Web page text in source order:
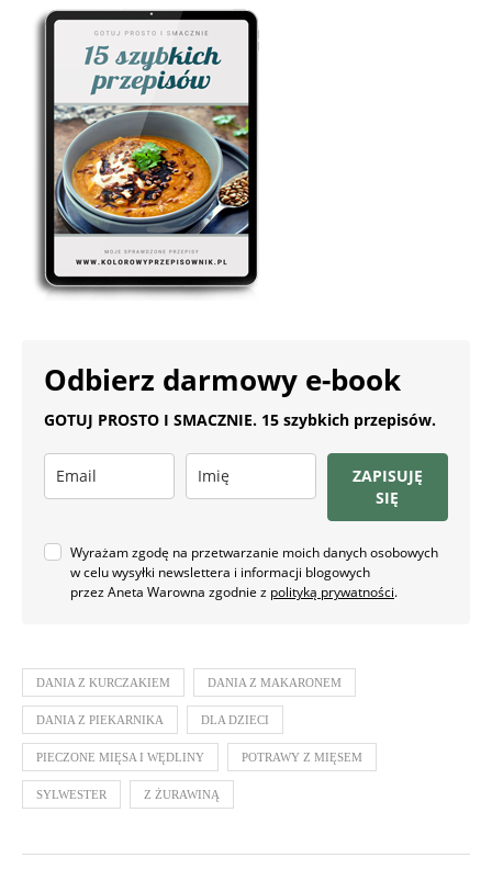
Odbierz darmowy e-book
GOTUJ PROSTO I SMACZNIE. 15 szybkich przepisów.
ZAPISUJĘ
SIĘ
Wyrażam zgodę na przetwarzanie moich danych osobowych
w celu wysyłki newslettera i informacji blogowych
przez Aneta Warowna zgodnie z polityką prywatności.
DANIA Z KURCZAKIEM DANIA Z MAKARONEM
DANIA Z PIEKARNIKA DLA DZIECI
PIECZONE MIĘSA I WĘDLINY POTRAWY Z MIĘSEM
SYLWESTER Z ŻURAWINĄ